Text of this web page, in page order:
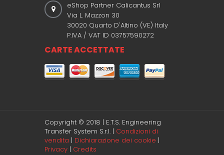
eShop Partner Calicantus Srl
Via L. Mazzon 30
30020 Quarto D'Altino (VE) Italy
P.IVA / VAT ID 03757590272
CARTE ACCETTATE
Copyright © 2018 | E.T.S. Engineering
Transfer System S.r.l. | Condizioni di
vendita | Dichiarazione dei cookie |
Privacy | Credits